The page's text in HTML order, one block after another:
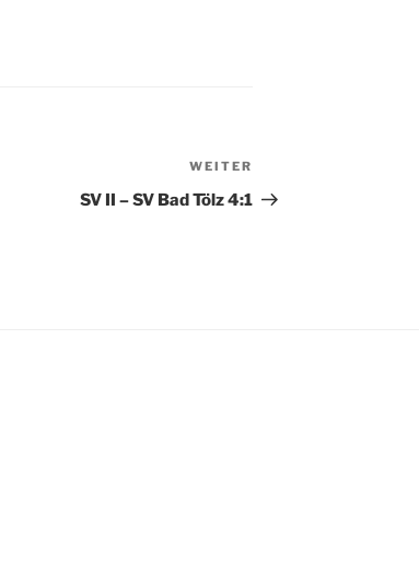
Beitrag
WEITER
SV II – SV Bad Tölz 4:1